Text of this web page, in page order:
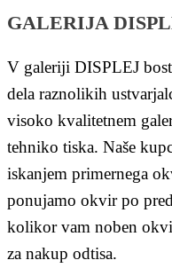
GALERIJA
V galeriji DISPLEJ
dela raznolikih
visoko kvalitetnem
tehniko tiska. Naše
iskanjem primernega
ponujamo okvir po
kolikor vam noben
za nakup odtisa.